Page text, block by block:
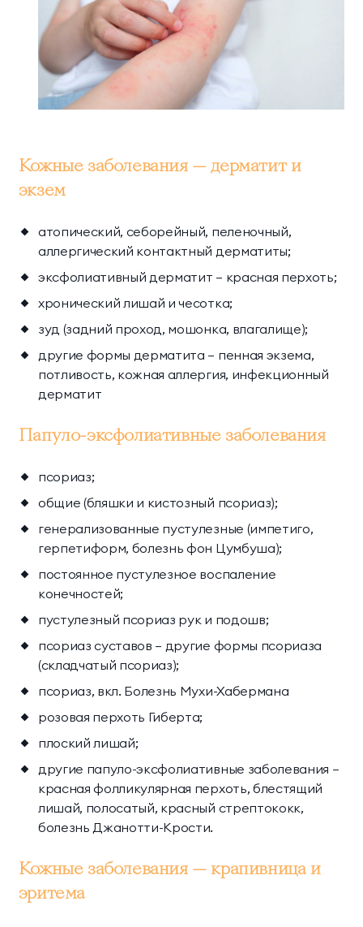
Кожные заболевания — дерматит и
экзем
атопический, себорейный, пеленочный,
аллергический контактный дерматиты;
эксфолиативный дерматит — красная перхоть;
хронический лишай и чесотка;
зуд (задний проход, мошонка, влагалище);
другие формы дерматита — пенная экзема,
потливость, кожная аллергия, инфекционный
дерматит
Папуло-эксфолиативные заболевания
псориаз;
общие (бляшки и кистозный псориаз);
генерализованные пустулезные (импетиго,
герпетиформ, болезнь фон Цумбуша);
постоянное пустулезное воспаление
конечностей;
пустулезный псориаз рук и подошв;
псориаз суставов — другие формы псориаза
(складчатый псориаз);
псориаз, вкл. Болезнь Мухи-Хабермана
розовая перхоть Гиберта;
плоский лишай;
другие папуло-эксфолиативные заболевания —
красная фолликулярная перхоть, блестящий
лишай, полосатый, красный стрептококк,
болезнь Джанотти-Крости.
Кожные заболевания — крапивница и
эритема